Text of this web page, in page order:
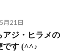
月21日
アジ・ヒラメの
です (^^♪